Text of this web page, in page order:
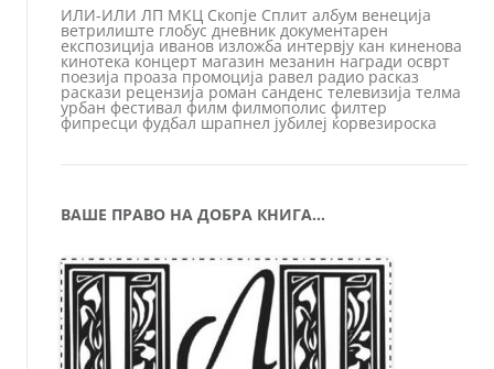
ИЛИ-ИЛИ ЛП МКЦ Скопје Сплит албум венеција
ветрилиште глобус дневник документарен
експозиција иванов изложба интервју кан киненова
кинотека концерт магазин мезанин награди осврт
поезија проаза промоција равел радио расказ
раскази рецензија роман санденс телевизија телма
урбан фестивал филм филмополис филтер
фипресци фудбал шрапнел јубилеј ќорвезироска
ВАШЕ ПРАВО НА ДОБРА КНИГА…